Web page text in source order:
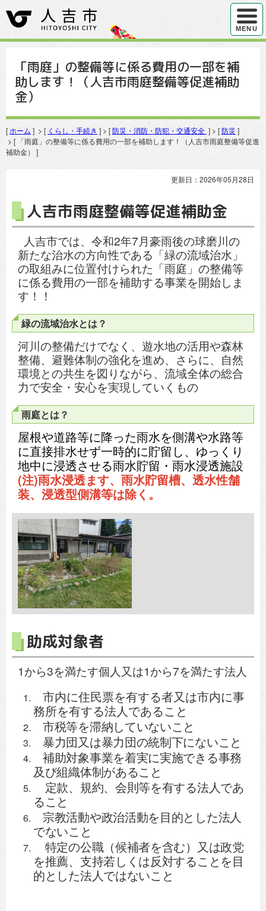
ハンバ
MENU
「雨庭」の整備等に係る費用の一部を補
助します！（人吉市雨庭整備等促進補助
金）
[ ホーム ] > [ くらし・手続き ] > [防災・消防・防犯・交通安全 ] > [防災 ]
> [ 「雨庭」の整備等に係る費用の一部を補助します！（人吉市雨庭整備等促進
補助金） ]
更新日：2026年05月28日
人吉市雨庭整備等促進補助金
人吉市では、令和2年7月豪雨後の球磨川の
新たな治水の方向性である「緑の流域治水」
の取組みに位置付けられた「雨庭」の整備等
に係る費用の一部を補助する事業を開始しま
す！！
緑の流域治水とは？
河川の整備だけでなく、遊水地の活用や森林
整備、避難体制の強化を進め、さらに、自然
環境との共生を図りながら、流域全体の総合
力で安全・安心を実現していくもの
雨庭とは？
屋根や道路等に降った雨水を側溝や水路等
に直接排水せず一時的に貯留し、ゆっくり
地中に浸透させる雨水貯留・雨水浸透施設
(注)雨水浸透ます、雨水貯留槽、透水性舗
装、浸透型側溝等は除く。
助成対象者
1から3を満たす個人又は1から7を満たす法人
市内に住民票を有する者又は市内に事
務所を有する法人であること
市税等を滞納していないこと
暴力団又は暴力団の統制下にないこと
補助対象事業を着実に実施できる事務
及び組織体制があること
定款、規約、会則等を有する法人であ
ること
宗教活動や政治活動を目的とした法人
でないこと
特定の公職（候補者を含む）又は政党
を推薦、支持若しくは反対することを目
的とした法人ではないこと